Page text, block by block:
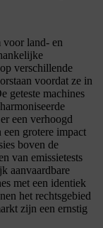
land- en
verschillende
voordat ze in
geteste machines
een verhoogd
grotere impact
boven de
van emissietests
aanvaardbare
met een identiek
het rechtsgebied
zijn een ernstig